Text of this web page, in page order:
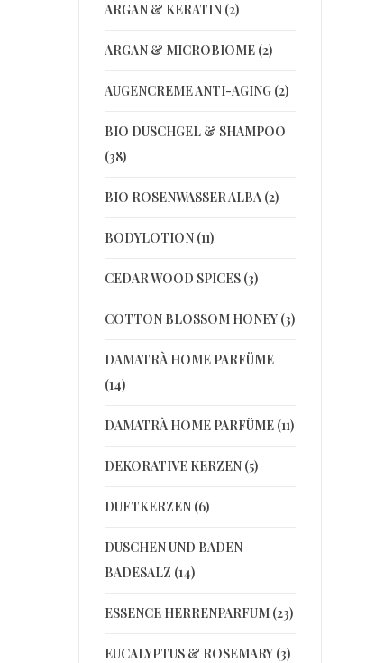
ARGAN & KERATIN (2)
ARGAN & MICROBIOME (2)
AUGENCREME ANTI-AGING (2)
BIO DUSCHGEL & SHAMPOO
(38)
BIO ROSENWASSER ALBA (2)
BODYLOTION (11)
CEDAR WOOD SPICES (3)
COTTON BLOSSOM HONEY (3)
DAMATRÀ HOME PARFÜME
(14)
DAMATRÀ HOME PARFÜME (11)
DEKORATIVE KERZEN (5)
DUFTKERZEN (6)
DUSCHEN UND BADEN
BADESALZ (14)
ESSENCE HERRENPARFUM (23)
EUCALYPTUS & ROSEMARY (3)